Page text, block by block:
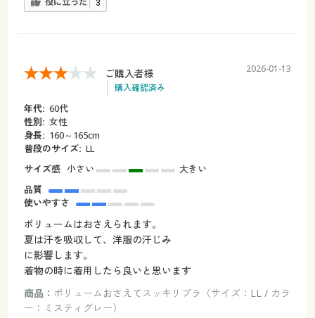
役に立った 3
ご購入者様
購入確認済み
2026-01-13
年代: 60代
性別: 女性
身長: 160～165cm
普段のサイズ: LL
サイズ感 小さい
大きい
品質
使いやすさ
ボリュームはおさえられます。
夏は汗を吸収して、洋服の汗じみ
に影響します。
着物の時に着用したら良いと思います
商品： ボリュームおさえてスッキリブラ（サイズ：LL / カラ
ー：ミスティグレー）